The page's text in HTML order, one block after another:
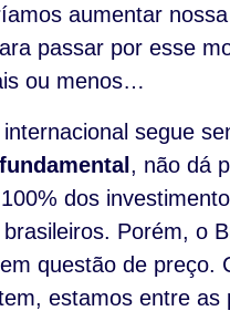
aumentar
passar por esse
ou menos…
segue
fundamental, não dá
dos
Porém, o
questão de preço.
estamos entre as